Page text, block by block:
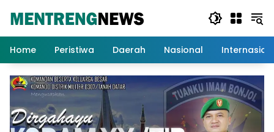
Home
Peristiwa Daerah Nasional